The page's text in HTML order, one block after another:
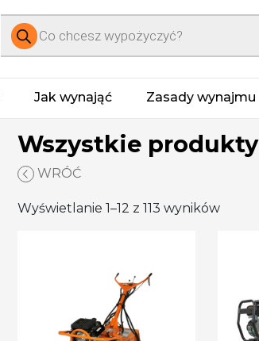
Wyszukiwarka
produktów
Jak wynająć Zasady wynajmu
Wszystkie produkty
WRÓĆ
Wyświetlanie 1–12 z 113 wyników